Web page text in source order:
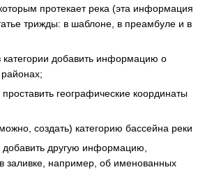
протекает река (эта информация
трижды: в шаблоне, в преамбуле и в
категории добавить информацию о
географические координаты
создать) категорию бассейна реки
другую информацию,
заливке, например, об именованных